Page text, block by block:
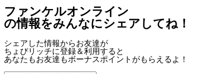
ファンケルオンライン
の情報をみんなにシェアしてね！
シェアした情報からお友達が
ちょびリッチに登録＆利用すると
あなたもお友達もボーナスポイント がもらえるよ！